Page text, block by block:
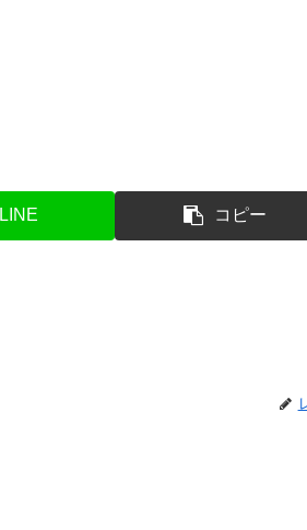
LINE コピー